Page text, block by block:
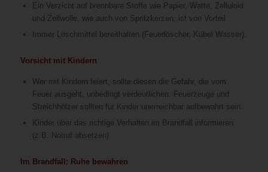
Ein Verzicht auf brennbare Stoffe wie Papier, Watte, Zelluloid
und Zellwolle, wie auch von Spritzkerzen, ist von Vorteil.
Immer Löschmittel bereithalten (Feuerlöscher, Kübel Wasser).
Vorsicht mit Kindern
Wer mit Kindern feiert, sollte diesen die Gefahr, die vom
Feuer ausgeht, unbedingt verdeutlichen. Feuerzeuge und
Streichhölzer sollten für Kinder unerreichbar aufbewahrt sein.
Kinder über das richtige Verhalten im Brandfall informieren
(z.B. Notruf absetzen).
Im Brandfall: Ruhe bewahren